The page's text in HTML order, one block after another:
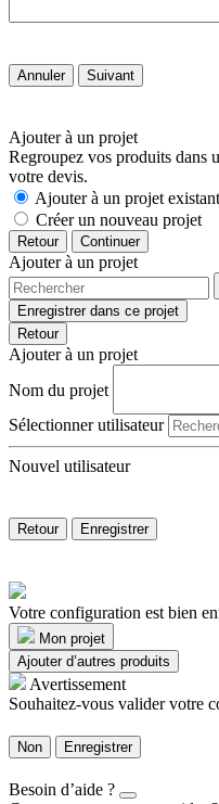
Annuler Suivant
Ajouter à un projet
Regroupez vos produits dans
votre devis.
Ajouter à un projet existant
Créer un nouveau projet
Retour Continuer
Ajouter à un projet
Enregistrer dans ce projet
Retour
Ajouter à un projet
Nom du projet
Sélectionner utilisateur
Nouvel utilisateur
Retour Enregistrer
Votre configuration est bien
Mon projet
Ajouter d’autres produits
Avertissement
Souhaitez-vous valider votre
Non Enregistrer
Besoin d’aide ?